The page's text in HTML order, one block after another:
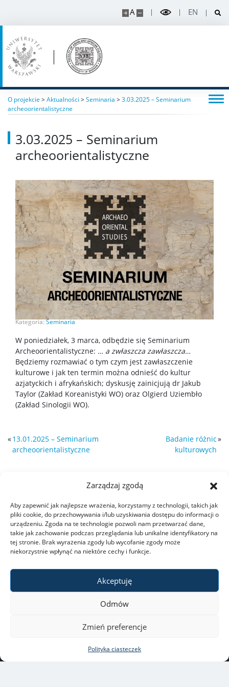
Zarządzaj zgodą
Aby zapewnić jak najlepsze wrażenia, korzystamy z technologii, takich jak
pliki cookie, do przechowywania i/lub uzyskiwania dostępu do informacji o
urządzeniu. Zgoda na te technologie pozwoli nam przetwarzać dane,
takie jak zachowanie podczas przeglądania lub unikalne identyfikatory na
tej stronie. Brak wyrażenia zgody lub wycofanie zgody może
niekorzystnie wpłynąć na niektóre cechy i funkcje.
Akceptuję
Odmów
Zmień preferencje
Polityka ciasteczek
A EN
O projekcie >Aktualności >Seminaria >3.03.2025 – Seminarium
archeoorientalistyczne
3.03.2025 – Seminarium
archeoorientalistyczne
Kategoria:Seminaria
W poniedziałek, 3 marca, odbędzie się Seminarium
Archeoorientalistyczne: … a zwłaszcza zawłaszcza…
Będziemy rozmawiać o tym czym jest zawłaszczenie
kulturowe i jak ten termin można odnieść do kultur
azjatyckich i afrykańskich; dyskusję zainicjują dr Jakub
Taylor (Zakład Koreanistyki WO) oraz Olgierd Uziembło
(Zakład Sinologii WO).
«13.01.2025 – Seminarium
archeoorientalistyczne
Badanie różnic
kulturowych
»
26/28, 00-927 Warszawa
Copyright © 2021-2022 by